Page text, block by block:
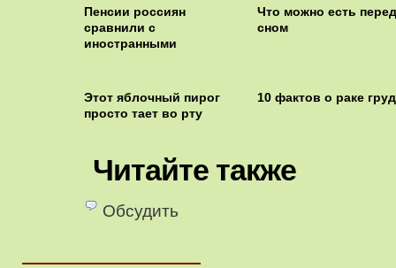
Пенсии россиян
сравнили с
иностранными
Что можно есть перед
сном
Этот яблочный пирог
просто тает во рту
10 фактов о раке
Читайте также
Обсудить